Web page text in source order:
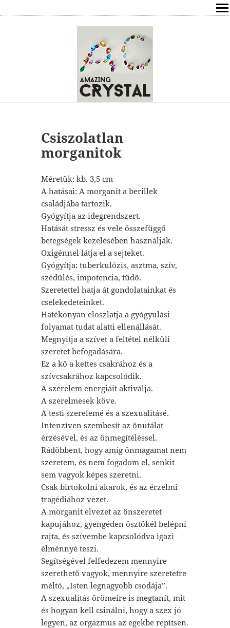
ÍRÁSOK
ÁSVÁNYOK HATÁSAI
ELÉRHETŐSÉG
ONLINE GYÓGYÍTÁS,TANÁCSADÁS
FREE
VÁSÁRLÁS / KOSÁR
Csiszolatlan
morganitok
Méretük: kb. 3,5 cm
A hatásai: A morganit a berillek
családjába tartozik.
Gyógyítja az idegrendszert.
Hatását stressz és vele összefüggő
betegségek kezelésében használják.
Oxigénnel látja el a sejteket.
Gyógyítja: tuberkulózis, asztma, szív,
szédülés, impotencia, tüdő.
Szeretettel hatja át gondolatainkat és
cselekedeteinket.
Hatékonyan eloszlatja a gyógyulási
folyamat tudat alatti ellenállását.
Megnyitja a szívet a feltétel nélküli
szeretet befogadására.
Ez a kő a kettes csakrához és a
szívcsakrához kapcsolódik.
A szerelem energiáit aktiválja.
A szerelmesek köve.
A testi szerelemé és a szexualitásé.
Intenzíven szembesít az önutálat
érzésével, és az önmegítéléssel.
Rádöbbent, hogy amíg önmagamat nem
szeretem, és nem fogadom el, senkit
sem vagyok képes szeretni.
Csak birtokolni akarok, és az érzelmi
tragédiához vezet.
A morganit elvezet az önszeretet
kapujához, gyengéden ösztökél belépni
rajta, és szívembe kapcsolódva igazi
élménnyé teszi.
Segítségével felfedezem mennyire
szerethető vagyok, mennyire szeretetre
méltó, „Isten legnagyobb csodája”.
A szexualitás örömeire is megtanít, mit
és hogyan kell csinálni, hogy a szex jó
legyen, az orgazmus az egekbe repítsen.